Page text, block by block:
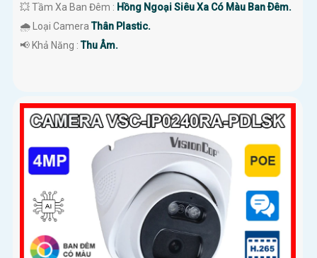
💥 Tầm Xa Ban Đêm : Hồng Ngoại Siêu Xa Có Màu Ban Ðêm.
🌧️ Loại CameraThân Plastic.
️📢 Khả Năng :Thu Âm.